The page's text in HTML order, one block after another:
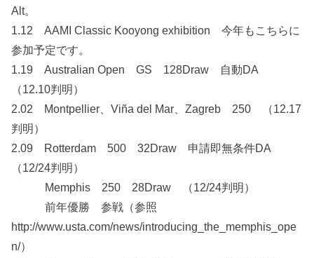
Alt。
1.12 AAMI Classic Kooyong exhibition 今年もこちらに
参加予定です。
1.19 Australian Open GS 128Draw 自動DA
（12.10判明）
2.02 Montpellier、Viña del Mar、Zagreb 250 （12.17
判明）
2.09 Rotterdam 500 32Draw 申請即無条件DA
（12/24判明）
Memphis 250 28Draw （12/24判明）
前年優勝 参戦（参照
http://www.usta.com/news/introducing_the_memphis_ope
n/）